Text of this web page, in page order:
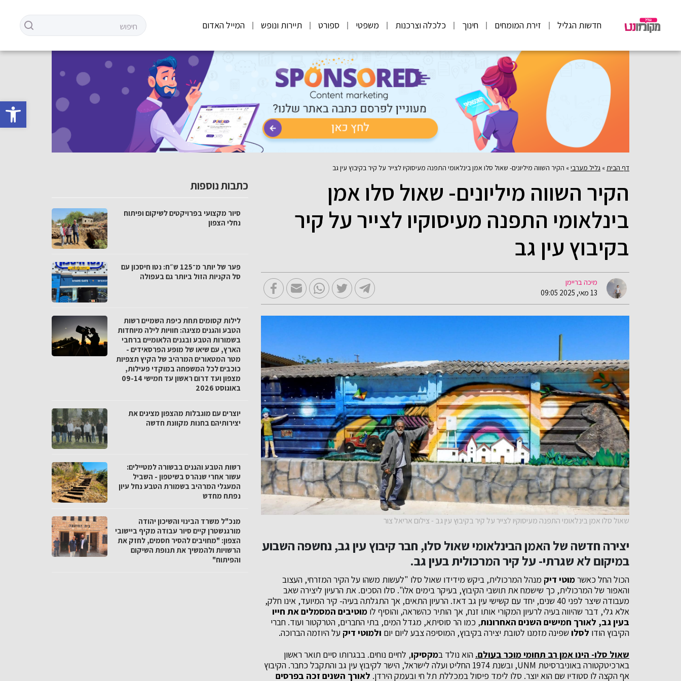
פתח
חדשות הגליל זירת המומחים חינוך כלכלה וצרכנות משפטי ספורט תיירות ונופש המייל האדום
דף הבית » גליל מערבי» הקיר השווה מיליונים- שאול סלו אמן בינלאומי התפנה מעיסוקיו לצייר על קיר בקיבוץ עין גב
הקיר השווה מיליונים- שאול סלו אמן
בינלאומי התפנה מעיסוקיו לצייר על קיר
בקיבוץ עין גב
מיכה בריימן
13 מאי, 2025 09:05
שאול סלו אמן בינלאומי התפנה מעיסוקיו לצייר על קיר בקיבוץ עין גב - צילום אריאל צור
יצירה חדשה של האמן הבינלאומי שאול סלו, חבר קיבוץ עין גב, נחשפה השבוע
במיקום לא שגרתי- על קיר המרכולית בעין גב.
הכול החל כאשרמוטי דיק מנהל המרכולית, ביקש מידידו שאול סלו "לעשות משהו על הקיר המזרחי, העצוב
והאפור של המרכולית, כך שישמח את תושבי הקיבוץ, בעיקר בימים אלו". סלו הסכים. את הרעיון ליצירה שאב
מעבודה שיצר לפני 40 שנים, יחד עם קשישי עין גב דאז. הרעיון התאים, אך התגלתה בעיה- קיר המיועד, אינו חלק,
אלא גלי, דבר שהיווה בעיה לרעיון המקורי אותו זנח, אך הותיר כהשראה, והוסיף לו מוטיבים המסמלים את חייו
בעין גב, לאורך חמישים השנים האחרונות, כמו הר סוסיתא, מגדל המים, בתי החברים, הטרקטור ועוד. חברי
הקיבוץ הודו לסלו שפינה מזמנו לטובת יצירה בקיבוץ, המוסיפה צבע ליום יום ולמוטי דיק על היוזמה הברוכה.
שאול סלו- הינו אמן רב תחומי מוכר בעולם. הוא נולד במקסיקו, לחיים נוחים. בבגרותו סיים תואר ראשון
בארכיטקטורה באוניברסיטת UNM, ובשנת 1974 החליט ועלה לישראל, הישר לקיבוץ עין גב והתקבל כחבר. הקיבוץ
אף הקצה לו סטודיו שם הוא יוצר. סלו לימד פיסול במכללת תל חי ובעמק הירדן. לאורך השנים זכה בפרסים
כתבות נוספות
סיור מקצועי בפרויקטים לשיקום ופיתוח
נחלי הצפון
פער של יותר מ־125 ש״ח: נטו חיסכון עם
סל הקניות הזול ביותר גם בעפולה
לילות קסומים תחת כיפת השמיים רשות
הטבע והגנים מציגה: חוויות לילה מיוחדות
בשמורות הטבע ובגנים הלאומיים ברחבי
הארץ, עם שיאו של מופע הפרסאידים -
מטר המטאורים המרהיב של הקיץ תצפיות
כוכבים לכל המשפחה במוקדי פעילות,
מצפון ועד דרום ראשון עד חמישי 09-14
באוגוסט 2026
יוצרים עם מוגבלות מהצפון מציגים את
יצירותיהם בחנות מקוונת חדשה
רשות הטבע והגנים בבשורה למטיילים:
עשור אחרי שנהרס בשיטפון - השביל
המעגלי המרהיב בשמורת הטבע נחל עיון
נפתח מחדש
מנכ"ל משרד הבינוי והשיכון יהודה
מורגנשטרן קיים סיור עבודה מקיף ביישובי
הצפון: "מחויבים להסיר חסמים, לחזק את
הרשויות ולהמשיך את תנופת השיקום
והפיתוח"